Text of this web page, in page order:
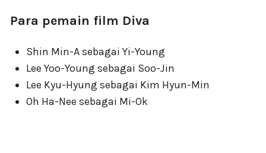
Para pemain film Diva
Shin Min-A sebagai Yi-Young
Lee Yoo-Young sebagai Soo-Jin
Lee Kyu-Hyung sebagai Kim Hyun-Min
Oh Ha-Nee sebagai Mi-Ok